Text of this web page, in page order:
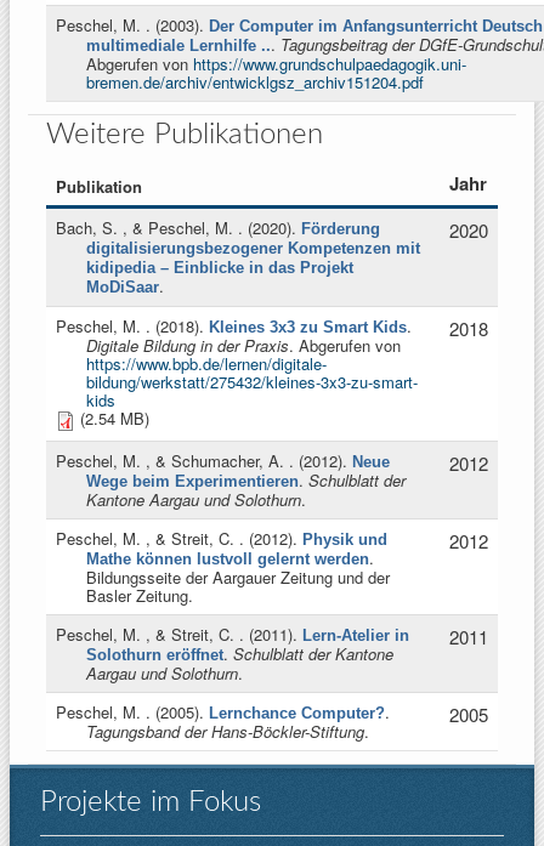
Peschel, M. . (2003). Der Computer im Anfangsunterricht
multimediale Lernhilfe ... Tagungsbeitrag der DGfE-
Abgerufen von https://www.grundschulpaedagogik.uni-
bremen.de/archiv/entwicklgsz_archiv151204.pdf
Weitere Publikationen
Publikation Jahr
Bach, S. , & Peschel, M. . (2020). Förderung
digitalisierungsbezogener Kompetenzen mit
kidipedia – Einblicke in das Projekt
MoDiSaar.
2020
Peschel, M. . (2018). Kleines 3x3 zu Smart Kids.
Digitale Bildung in der Praxis. Abgerufen von
https://www.bpb.de/lernen/digitale-
bildung/werkstatt/275432/kleines-3x3-zu-smart-
kids
(2.54 MB)
2018
Peschel, M. , & Schumacher, A. . (2012). Neue
Wege beim Experimentieren. Schulblatt der
Kantone Aargau und Solothurn.
2012
Peschel, M. , & Streit, C. . (2012). Physik und
Mathe können lustvoll gelernt werden.
Bildungsseite der Aargauer Zeitung und der
Basler Zeitung.
2012
Peschel, M. , & Streit, C. . (2011). Lern-Atelier in
Solothurn eröffnet. Schulblatt der Kantone
Aargau und Solothurn.
2011
Peschel, M. . (2005). Lernchance Computer?.
Tagungsband der Hans-Böckler-Stiftung.
2005
Projekte im Fokus